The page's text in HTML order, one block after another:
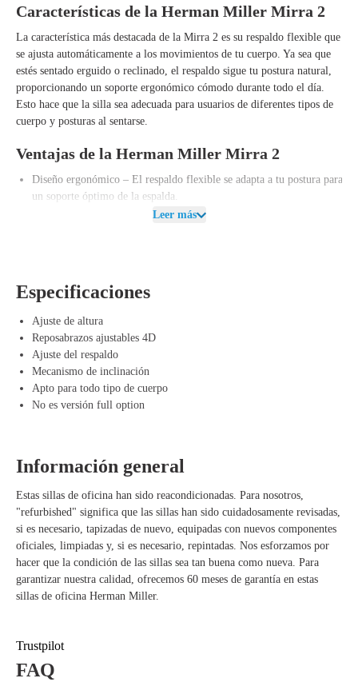
Características de la Herman Miller Mirra 2
La característica más destacada de la Mirra 2 es su respaldo flexible que
se ajusta automáticamente a los movimientos de tu cuerpo. Ya sea que
estés sentado erguido o reclinado, el respaldo sigue tu postura natural,
proporcionando un soporte ergonómico cómodo durante todo el día.
Esto hace que la silla sea adecuada para usuarios de diferentes tipos de
cuerpo y posturas al sentarse.
Ventajas de la Herman Miller Mirra 2
Diseño ergonómico – El respaldo flexible se adapta a tu postura para
un soporte óptimo de la espalda.
Totalmente ajustable – Desde el ajuste de altura hasta los
Mecanismo de inclinación y resistencia – La silla se mueve contigo, y
puedes ajustar la resistencia de inclinación y el bloqueo para una
comodidad máxima.
Apta para todo tipo de cuerpo – Gracias a sus opciones de ajuste
versátiles, la Mirra 2 se adapta a diferentes tamaños y posturas
corporales.
Diseño moderno – El armazón de la Mirra 2 da a la silla una
apariencia moderna que encaja en cualquier espacio de trabajo.
Leer más
Especificaciones
Ajuste de altura
Reposabrazos ajustables 4D
Ajuste del respaldo
Mecanismo de inclinación
Apto para todo tipo de cuerpo
No es versión full option
Información general
Estas sillas de oficina han sido reacondicionadas. Para nosotros,
"refurbished" significa que las sillas han sido cuidadosamente revisadas,
si es necesario, tapizadas de nuevo, equipadas con nuevos componentes
oficiales, limpiadas y, si es necesario, repintadas. Nos esforzamos por
hacer que la condición de las sillas sea tan buena como nueva. Para
garantizar nuestra calidad, ofrecemos 60 meses de garantía en estas
sillas de oficina Herman Miller.
Trustpilot
FAQ